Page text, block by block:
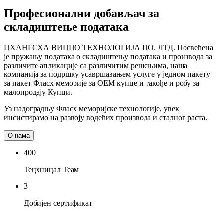
Професионални добављач за
складиштење података
ЦХАНГСХА ВИЦЦО ТЕХНОЛОГИЈА ЦО. ЛТД. Посвећена
је пружању података о складиштењу података и производа за
различите апликације са различитим решењима, наша
компанија за подршку усавршавањем услуге у једном пакету
за пакет Фласх меморије за ОЕМ купце и такође и робу за
малопродају Купци.
Уз надоградњу Фласх меморијске технологије, увек
инсистирамо на развоју водећих производа и сталног раста.
О нама
400
Тецхницал Теам
3
Добијен сертификат